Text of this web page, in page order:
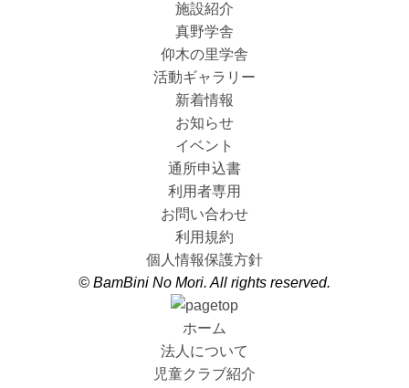
施設紹介
真野学舎
仰木の里学舎
活動ギャラリー
新着情報
お知らせ
イベント
通所申込書
利用者専用
お問い合わせ
利用規約
個人情報保護方針
© BamBini No Mori. All rights reserved.
ホーム
法人について
児童クラブ紹介